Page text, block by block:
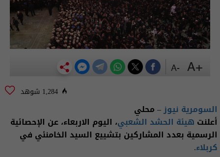
1,284 شوهد
السومرية نيوز– محلي
أعلنت هيئة الحشد الشعبي، اليوم الاربعاء، عن الإحصائية
الرسمية بعدد المشاركين بتشييع السيد الخامنئي في
كربلاء.
+A
-A